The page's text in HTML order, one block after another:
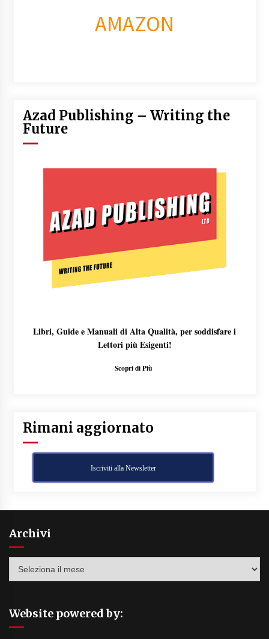
AMAZON
Azad Publishing – Writing the
Future
Libri, Guide e Manuali di Alta Qualità, per soddisfare i
Lettori più Esigenti!
Scopri di Più
Rimani aggiornato
Iscriviti alla Newsletter
Archivi
Website powered by: